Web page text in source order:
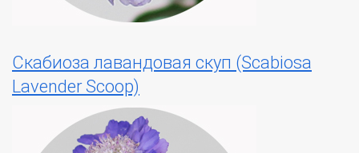
Скабиоза лавандовая скуп (Scabiosa
Lavender Scoop)